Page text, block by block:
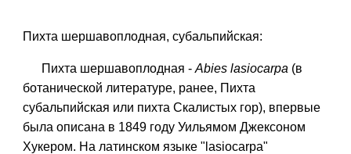
Пихта шершавоплодная, субальпийская:
Пихта шершавоплодная -Abies lasiocarpa (в
ботанической литературе, ранее, Пихта
субальпийская или пихта Скалистых гор), впервые
была описана в 1849 году Уильямом Джексоном
Хукером. На латинском языке "lasiocarpa"